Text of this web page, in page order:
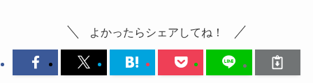
よかったらシェアしてね！